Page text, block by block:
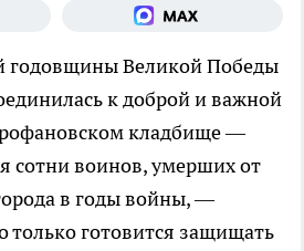
годовщины Великой Победы
к доброй и важной
кладбище —
сотни воинов, умерших от
в годы войны, —
только готовится защищать